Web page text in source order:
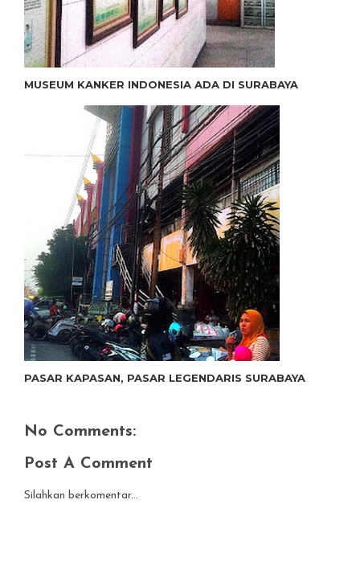
MUSEUM KANKER INDONESIA ADA DI SURABAYA
PASAR KAPASAN, PASAR LEGENDARIS SURABAYA
No Comments:
Post A Comment
Silahkan berkomentar...